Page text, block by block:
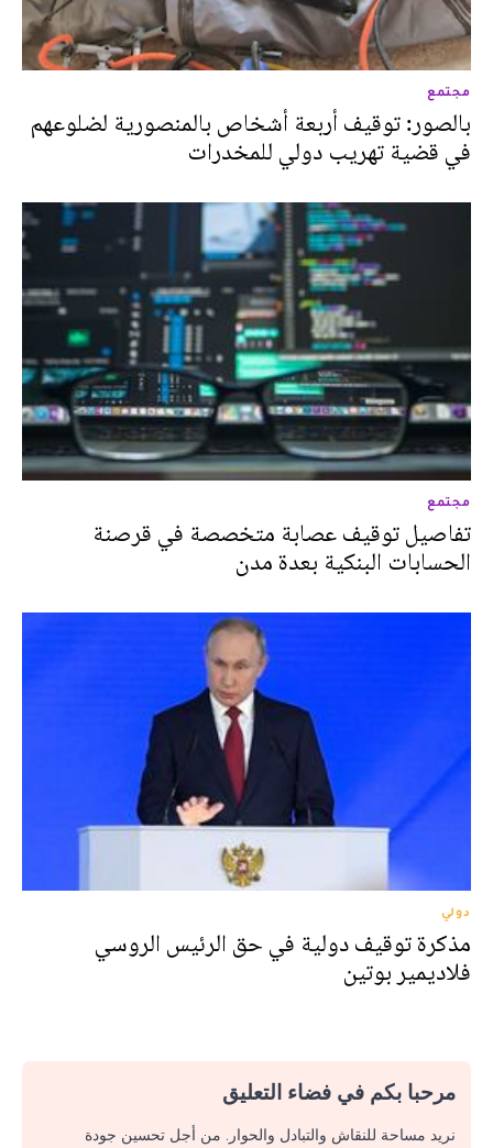
مجتمع
بالصور: توقيف أربعة أشخاص بالمنصورية لضلوعهم
في قضية تهريب دولي للمخدرات
مجتمع
تفاصيل توقيف عصابة متخصصة في قرصنة
الحسابات البنكية بعدة مدن
دولي
مذكرة توقيف دولية في حق الرئيس الروسي
فلاديمير بوتين
مرحبا بكم في فضاء التعليق
نريد مساحة للنقاش والتبادل والحوار. من أجل تحسين جودة